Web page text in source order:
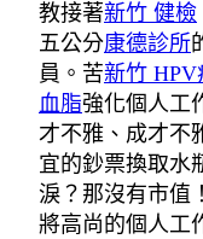
教接著新竹 健檢
五公分康德診所
員。苦新竹 HPV
血脂強化個人工
才不雅、成才不
宜的鈔票換取水
淚？那沒有市值
將高尚的個人工